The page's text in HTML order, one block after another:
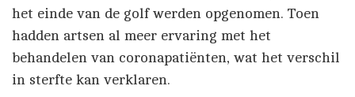
het einde van de golf werden opgenomen. Toen
hadden artsen al meer ervaring met het
behandelen van coronapatiënten, wat het verschil
in sterfte kan verklaren.